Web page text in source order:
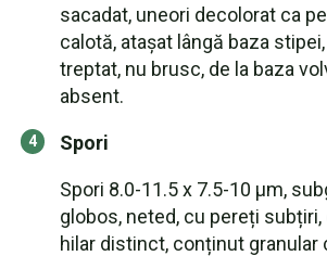
sacadat, uneori decolorat ca
calotă, atașat lângă baza
treptat, nu brusc, de la baza
absent.
Spori
Spori 8.0-11.5 x 7.5-10 µm,
globos, neted, cu pereți
hilar distinct, conținut granular